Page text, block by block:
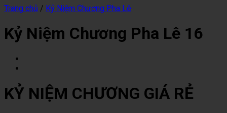
Trang chủ / Kỷ Niệm Chương Pha Lê
Kỷ Niệm Chương Pha Lê 16
KỶ NIỆM CHƯƠNG GIÁ RẺ